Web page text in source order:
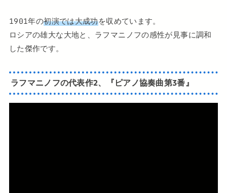
1901年の初演では大成功を収めています。
ロシアの雄大な大地と、ラフマニノフの感性が見事に調和
した傑作です。
ラフマニノフの代表作2、『ピアノ協奏曲第3番』